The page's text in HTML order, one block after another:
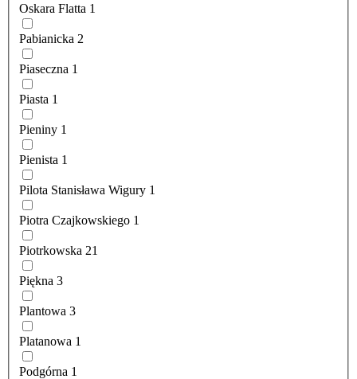
Oskara Flatta 1
Pabianicka 2
Piaseczna 1
Piasta 1
Pieniny 1
Pienista 1
Pilota Stanisława Wigury 1
Piotra Czajkowskiego 1
Piotrkowska 21
Piękna 3
Plantowa 3
Platanowa 1
Podgórna 1